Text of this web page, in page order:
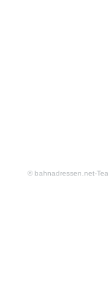
© bahnadressen.net-